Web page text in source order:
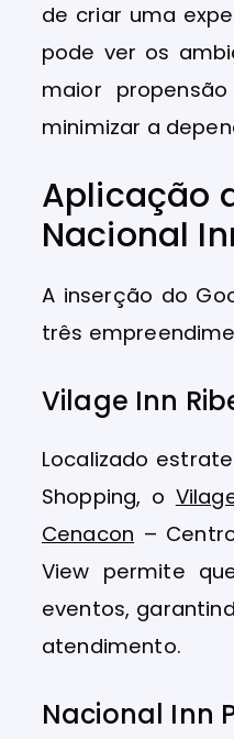
de criar uma
pode ver os
maior
minimizar a
Aplicação
Nacional
A inserção do
três
Vilage Inn
Localizado
Shopping, o
Cenacon –
View permite
eventos,
atendimento.
Nacional Inn